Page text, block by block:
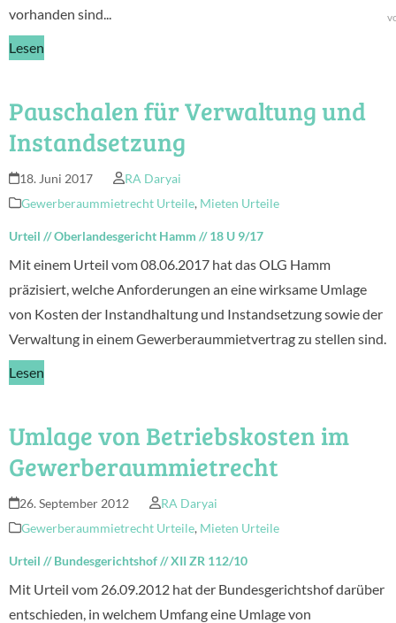
vorhanden sind...
Lesen
Pauschalen für Verwaltung und
Instandsetzung
18. Juni 2017
RA Daryai
Gewerberaummietrecht Urteile, Mieten Urteile
Urteil //Oberlandesgericht Hamm //18 U 9/17
Mit einem Urteil vom 08.06.2017 hat das OLG Hamm
präzisiert, welche Anforderungen an eine wirksame Umlage
von Kosten der Instandhaltung und Instandsetzung sowie der
Verwaltung in einem Gewerberaummietvertrag zu stellen sind.
Lesen
Umlage von Betriebskosten im
Gewerberaummietrecht
26. September 2012
RA Daryai
Gewerberaummietrecht Urteile, Mieten Urteile
Urteil //Bundesgerichtshof//XII ZR 112/10
Mit Urteil vom 26.09.2012 hat der Bundesgerichtshof darüber
entschieden, in welchem Umfang eine Umlage von